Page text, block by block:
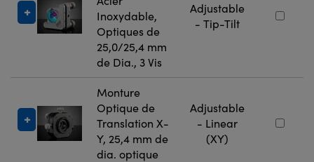
Inoxydable,
Optiques de
25,0/25,4 mm
de Dia., 3 Vis
Adjustable
- Tip-Tilt
Monture
Optique de
Translation X-
Y, 25,4 mm de
dia. optique
Adjustable
- Linear
(XY)